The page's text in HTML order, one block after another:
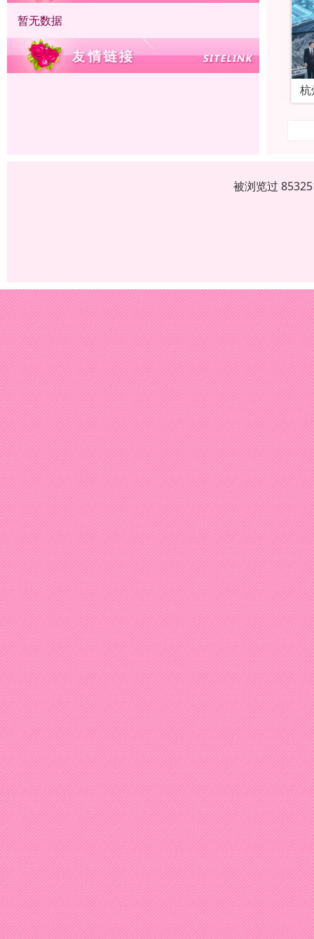
暂无数据
杭
被浏览过